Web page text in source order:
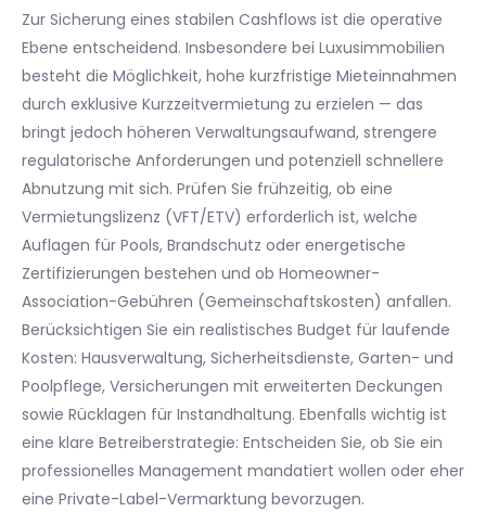
Zur Sicherung eines stabilen Cashflows ist die operative
Ebene entscheidend. Insbesondere bei Luxusimmobilien
besteht die Möglichkeit, hohe kurzfristige Mieteinnahmen
durch exklusive Kurzzeitvermietung zu erzielen — das
bringt jedoch höheren Verwaltungsaufwand, strengere
regulatorische Anforderungen und potenziell schnellere
Abnutzung mit sich. Prüfen Sie frühzeitig, ob eine
Vermietungslizenz (VFT/ETV) erforderlich ist, welche
Auflagen für Pools, Brandschutz oder energetische
Zertifizierungen bestehen und ob Homeowner-
Association-Gebühren (Gemeinschaftskosten) anfallen.
Berücksichtigen Sie ein realistisches Budget für laufende
Kosten: Hausverwaltung, Sicherheitsdienste, Garten- und
Poolpflege, Versicherungen mit erweiterten Deckungen
sowie Rücklagen für Instandhaltung. Ebenfalls wichtig ist
eine klare Betreiberstrategie: Entscheiden Sie, ob Sie ein
professionelles Management mandatiert wollen oder eher
eine Private-Label-Vermarktung bevorzugen.